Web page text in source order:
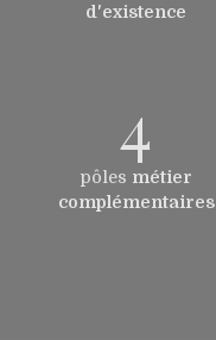
d'existence
4
pôles métier
complémentaires